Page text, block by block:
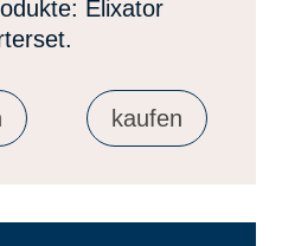
Elixator
kaufen